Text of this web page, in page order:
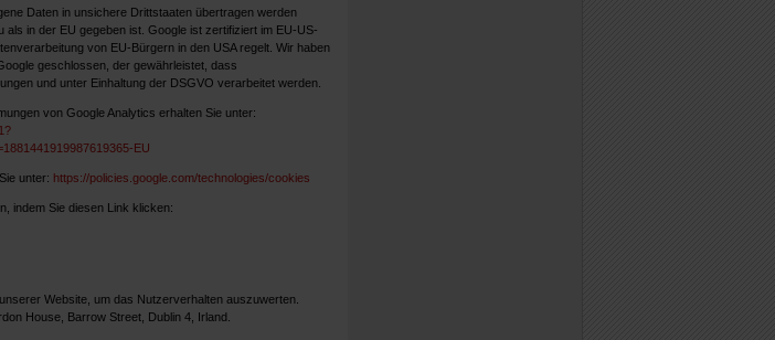
Daten in unsichere Drittstaaten übertragen werden
in der EU gegeben ist. Google ist zertifiziert im EU-US-
von EU-Bürgern in den USA regelt. Wir haben
geschlossen, der gewährleistet, dass
und unter Einhaltung der DSGVO verarbeitet werden.
von Google Analytics erhalten Sie unter:
EU
unter: https://policies.google.com/technologies/cookies
indem Sie diesen Link klicken:
Website, um das Nutzerverhalten auszuwerten.
House, Barrow Street, Dublin 4, Irland.